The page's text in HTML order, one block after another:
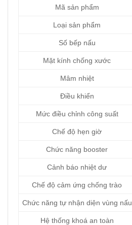
Mã sản phẩm
Loại sản phẩm
Số bếp nấu
Mặt kính chống xước
Mâm nhiệt
Điều khiển
Mức điều chỉnh công suất
Chế độ hẹn giờ
Chức năng booster
Cảnh báo nhiệt dư
Chế độ cảm ứng chống trào
Chức năng tự nhận diện vùng nấu
Hệ thống khoá an toàn